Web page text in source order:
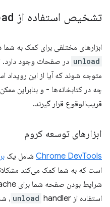
تشخیص استفاده از
ابزارهای مختلفی برای کمک به شما
unload در صفحات وجود دارد.
متوجه شوند که آیا از این
چه در کتابخانه‌ها - و بنابراین
قریب‌الوقوع قرار گیرند.
ابزارهای توسعه کروم
Chrome DevTools شامل یک
است که به شما کمک می‌کند
استفاده از
unload handler، شناسایی کنید.